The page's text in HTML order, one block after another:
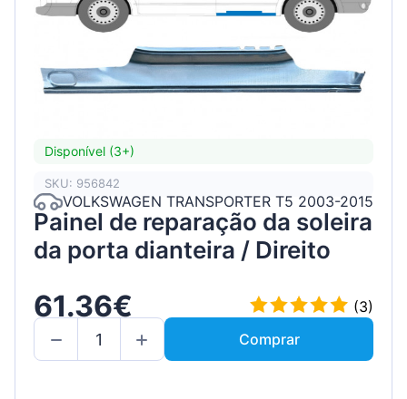
Disponível (3+)
SKU: 956842
VOLKSWAGEN TRANSPORTER T5 2003-2015
Painel de reparação da soleira
da porta dianteira / Direito
61.36€
(3)
Comprar